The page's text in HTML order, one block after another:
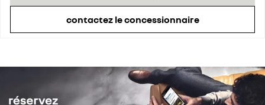
contactez le concessionnaire